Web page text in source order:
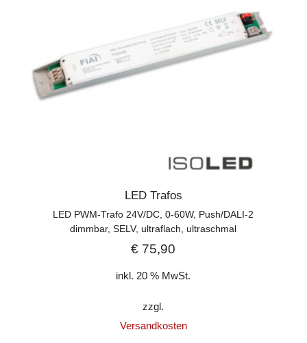
LED Trafos
LED PWM-Trafo 24V/DC, 0-60W, Push/DALI-2
dimmbar, SELV, ultraflach, ultraschmal
€ 75,90
inkl. 20 % MwSt.
zzgl.
Versandkosten